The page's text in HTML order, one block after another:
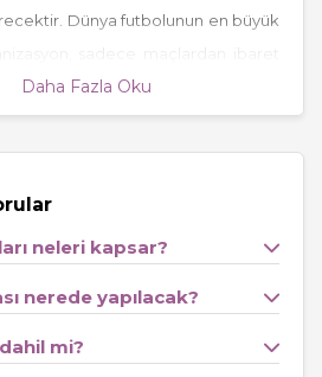
Dünya futbolunun en büyük
taraftar kültürü ve uluslararası
seyahat fırsatı sunmaktadır.
ve Avustralya
yaşamak isteyen misafirler için
Turları, sadece bir seyahat
sunmaktadır.
Daha Fazla Oku
neleri kapsar?
nerede yapılacak?
mi?